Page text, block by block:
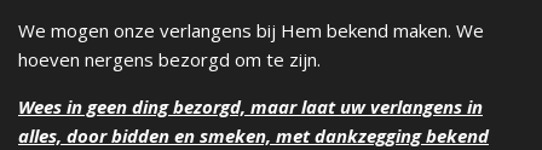
We mogen onze verlangens bij Hem bekend maken. We
hoeven nergens bezorgd om te zijn.
Wees in geen ding bezorgd, maar laat uw verlangens in
alles, door bidden en smeken, met dankzegging bekend